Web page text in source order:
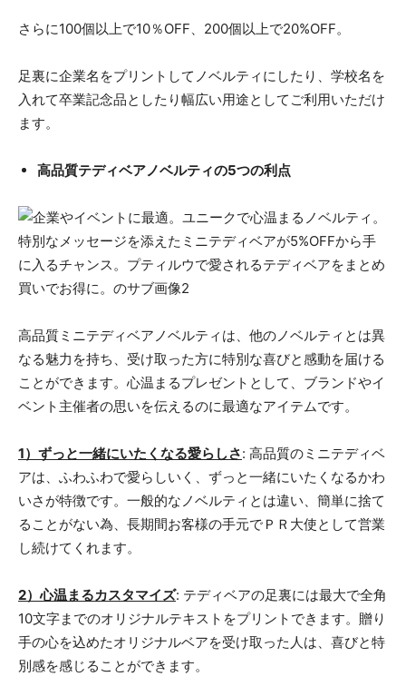
さらに100個以上で10％OFF、200個以上で20%OFF。
足裏に企業名をプリントしてノベルティにしたり、学校名を
入れて卒業記念品としたり幅広い用途としてご利用いただけ
ます。
高品質テディベアノベルティの5つの利点
高品質ミニテディベアノベルティは、他のノベルティとは異
なる魅力を持ち、受け取った方に特別な喜びと感動を届ける
ことができます。心温まるプレゼントとして、ブランドやイ
ベント主催者の思いを伝えるのに最適なアイテムです。
1）ずっと一緒にいたくなる愛らしさ: 高品質のミニテディベ
アは、ふわふわで愛らしいく、ずっと一緒にいたくなるかわ
いさが特徴です。一般的なノベルティとは違い、簡単に捨て
ることがない為、長期間お客様の手元でＰＲ大使として営業
し続けてくれます。
2）心温まるカスタマイズ: テディベアの足裏には最大で全角
10文字までのオリジナルテキストをプリントできます。贈り
手の心を込めたオリジナルベアを受け取った人は、喜びと特
別感を感じることができます。